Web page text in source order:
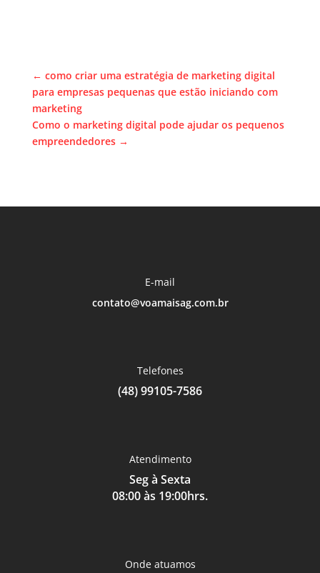
← como criar uma estratégia de marketing digital
para empresas pequenas que estão iniciando com
marketing
Como o marketing digital pode ajudar os pequenos
empreendedores→
E-mail
contato@voamaisag.com.br
Telefones
(48) 99105-7586
Atendimento
Seg à Sexta
08:00 às 19:00hrs.
Onde atuamos